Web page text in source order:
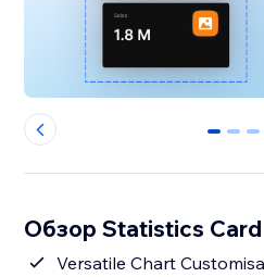
0 1 2
Обзор Statistics Card
Versatile Chart